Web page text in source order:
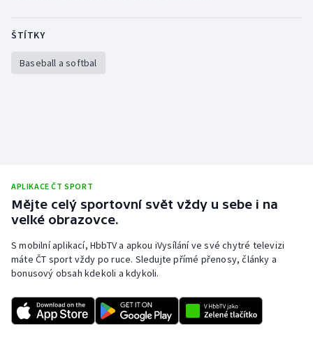
Ostatní
ŠTÍTKY
Baseball a softbal
APLIKACE ČT SPORT
Mějte celý sportovní svět vždy u sebe i na
velké obrazovce.
S mobilní aplikací, HbbTV a apkou iVysílání ve své chytré televizi
máte ČT sport vždy po ruce. Sledujte přímé přenosy, články a
bonusový obsah kdekoli a kdykoli.